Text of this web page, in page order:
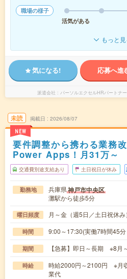
職場の様子
活気がある
もっと
気になる! 応募へ進
派遣会社 パーソルエクセルHRパートナ
未読
NEW
掲載日 2026/08/07
要件調整から携わる業務
Power Apps！月31万～
交通費別途支給あり 土日祝日が休み
勤務地 兵庫県神戸市中央区
灘駅から徒歩5分
曜日頻度 月～金（週5日／土日祝休み
時間 9:00～17:30(実働7時間45
期間 【急募】即日～長期 ※8月
時給
時給2000円～2100円 ※月
業代